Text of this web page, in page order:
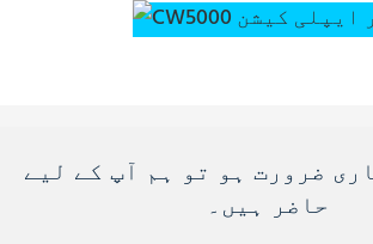
ضرورت ہو تو ہم آپ کے لیے
حاضر ہیں۔